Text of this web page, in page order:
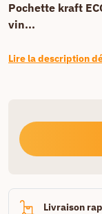
Pochette kraft
vin...
Lire la description
Livraison